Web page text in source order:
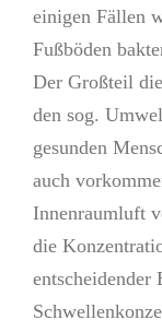
einigen Fällen
Fußböden
Der Großteil
den sog.
gesunden
auch
Innenraumluft
die
entscheidender